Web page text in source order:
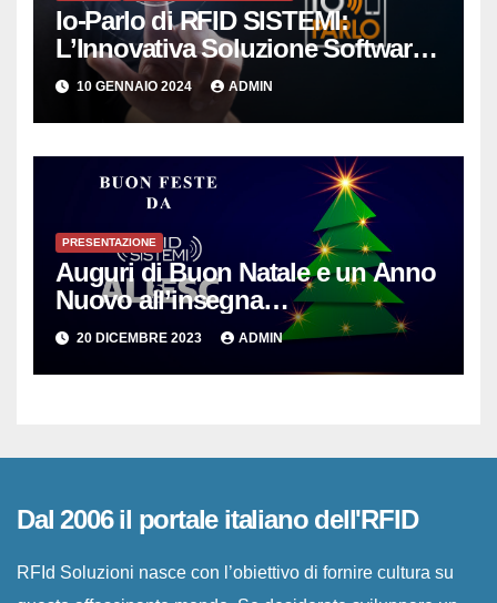
Io-Parlo di RFID SISTEMI:
L’Innovativa Soluzione Software
per la Gestione Intelligente delle
Copie Digitali
10 GENNAIO 2024 ADMIN
PRESENTAZIONE
Auguri di Buon Natale e un Anno
Nuovo all’insegna
dell’Innovazione per le PMI
20 DICEMBRE 2023 ADMIN
Dal 2006 il portale italiano dell'RFID
RFId Soluzioni nasce con l’obiettivo di fornire cultura su